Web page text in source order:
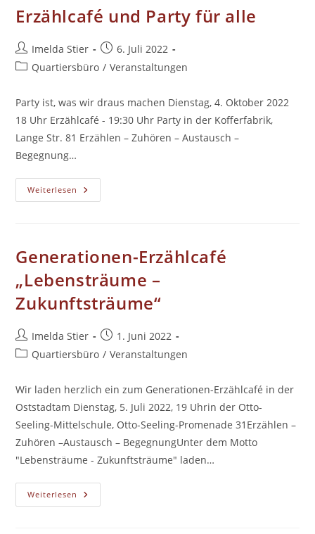
Erzählcafé und Party für alle
Beitrags-
Autor:
Imelda Stier
Beitrag
veröffentlicht:
6. Juli 2022
Beitrags-
Quartiersbüro / Veranstaltungen
Party ist, was wir draus machen Dienstag, 4. Oktober 2022
18 Uhr Erzählcafé - 19:30 Uhr Party in der Kofferfabrik,
Lange Str. 81 Erzählen – Zuhören – Austausch –
Begegnung…
Weiterlesen Erzählcafé
Und
Generationen-Erzählcafé
„Lebensträume –
Zukunftsträume“
Beitrags-
Autor:
Imelda Stier
Beitrag
veröffentlicht:
1. Juni 2022
Beitrags-
Quartiersbüro / Veranstaltungen
Wir laden herzlich ein zum Generationen-Erzählcafé in der
Oststadtam Dienstag, 5. Juli 2022, 19 Uhrin der Otto-
Seeling-Mittelschule, Otto-Seeling-Promenade 31Erzählen –
Zuhören –Austausch – BegegnungUnter dem Motto
"Lebensträume - Zukunftsträume" laden…
Weiterlesen Generationen-
Erzählcafé